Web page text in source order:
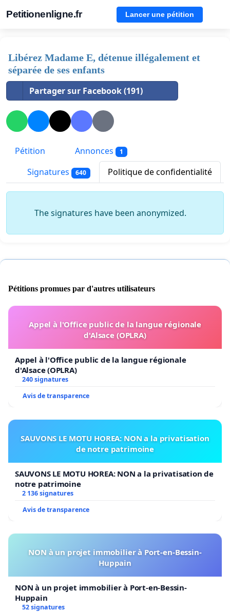
Petitionenligne.fr Lancer une pétition
Libérez Madame E, détenue illégalement et
séparée de ses enfants
Partager sur Facebook (191)
Pétition Annonces 1
Signatures 640 Politique de confidentialité
The signatures have been anonymized.
Pétitions promues par d'autres utilisateurs
Appel à l'Office public de la langue régionale
d'Alsace (OPLRA)
Appel à l'Office public de la langue régionale
d'Alsace (OPLRA)
240 signatures
Avis de transparence
SAUVONS LE MOTU HOREA: NON a la privatisation
de notre patrimoine
SAUVONS LE MOTU HOREA: NON a la privatisation de
notre patrimoine
2 136 signatures
Avis de transparence
NON à un projet immobilier à Port-en-Bessin-
Huppain
NON à un projet immobilier à Port-en-Bessin-
Huppain
52 signatures